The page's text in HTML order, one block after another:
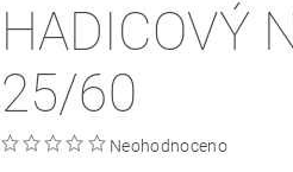
HADICOVÝ
25/60
Neohodnoceno